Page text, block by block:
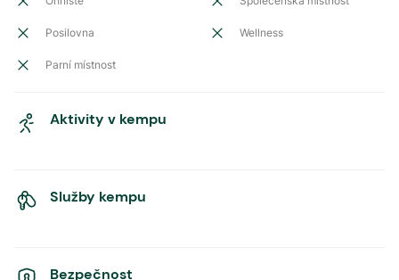
Posilovna Wellness
Parní místnost
Aktivity v kempu
Služby kempu
Bezpečnost